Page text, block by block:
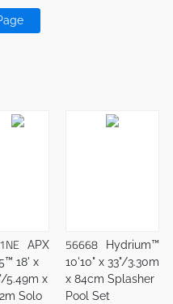
APX
18' x
5.49m x
Solo
56668
Hydrium™
10'10" x 33"/3.30m
x 84cm Splasher
Pool Set